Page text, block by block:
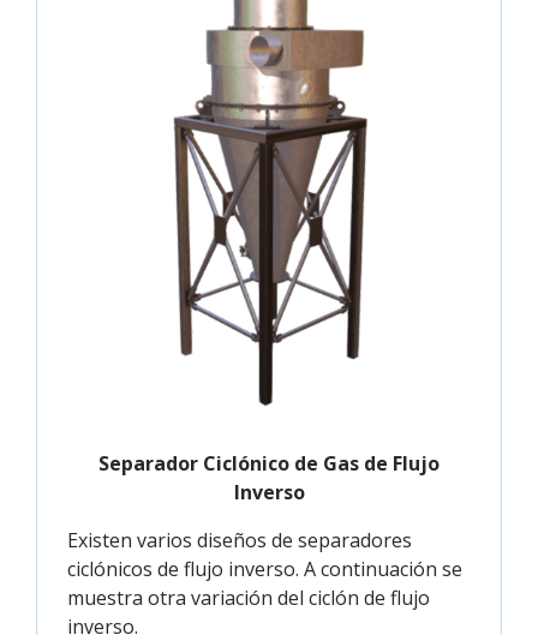
Separador Ciclónico de Gas de Flujo
Inverso
Existen varios diseños de separadores
ciclónicos de flujo inverso. A continuación se
muestra otra variación del ciclón de flujo
inverso.